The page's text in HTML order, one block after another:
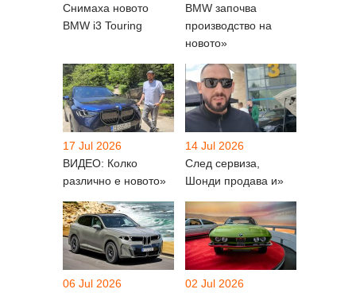
Снимаха новото
BMW i3 Touring
BMW започва
производство на
новото»
17 Jul 2026
ВИДЕО: Колко
различно е новото»
14 Jul 2026
След сервиза,
Шонди продава и»
06 Jul 2026
02 Jul 2026